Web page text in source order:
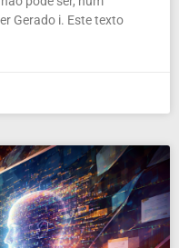
Gerado i. Este texto